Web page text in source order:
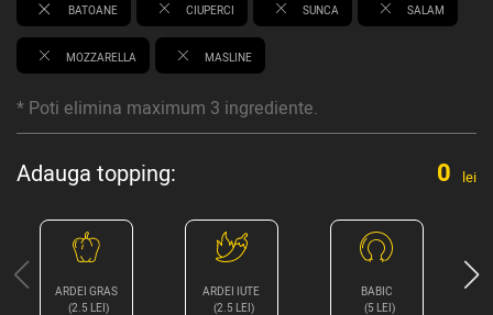
BATOANE CIUPERCI SUNCA SALAM
MOZZARELLA MASLINE
* Poti elimina maximum 3 ingrediente.
Adauga topping: 0 lei
ARDEI GRAS
(2.5 LEI)
ARDEI IUTE
(2.5 LEI)
BABIC
(5 LEI)